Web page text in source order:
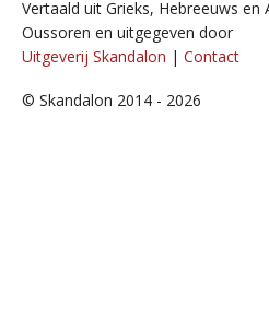
Vertaald uit Grieks, Hebreeuws
Oussoren en uitgegeven door
Uitgeverij Skandalon | Contact
© Skandalon 2014 - 2026